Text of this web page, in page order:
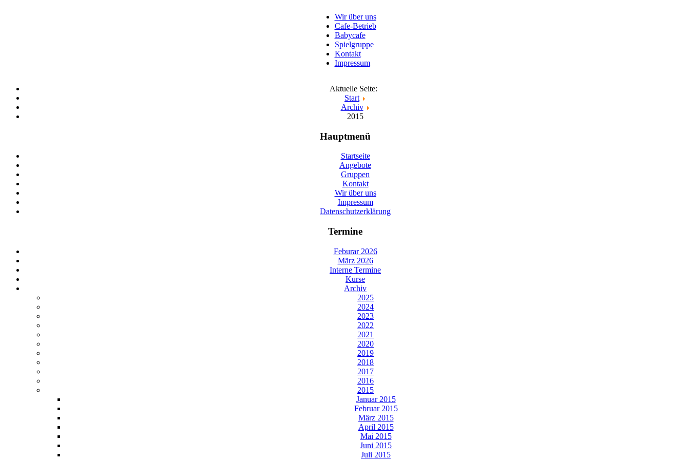
Wir über uns
Cafe-Betrieb
Babycafe
Spielgruppe
Kontakt
Impressum
Aktuelle Seite:
Start
Archiv
2015
Hauptmenü
Startseite
Angebote
Gruppen
Kontakt
Wir über uns
Impressum
Datenschutzerklärung
Termine
Feburar 2026
März 2026
Interne Termine
Kurse
Archiv
2025
2024
2023
2022
2021
2020
2019
2018
2017
2016
2015
Januar 2015
Februar 2015
März 2015
April 2015
Mai 2015
Juni 2015
Juli 2015